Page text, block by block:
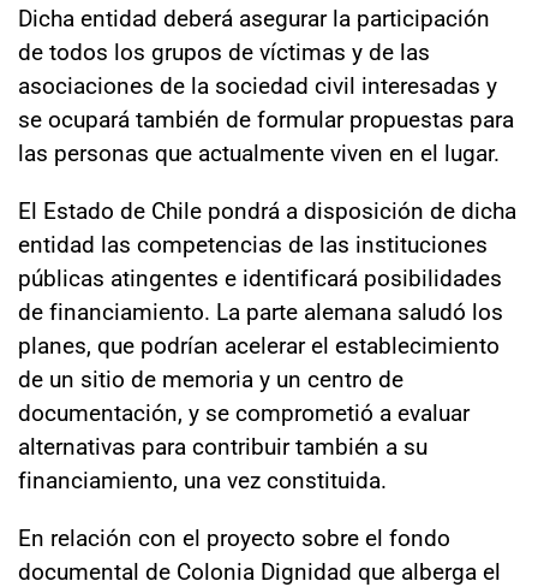
Dicha entidad deberá asegurar la participación
de todos los grupos de víctimas y de las
asociaciones de la sociedad civil interesadas y
se ocupará también de formular propuestas para
las personas que actualmente viven en el lugar.
El Estado de Chile pondrá a disposición de dicha
entidad las competencias de las instituciones
públicas atingentes e identificará posibilidades
de financiamiento. La parte alemana saludó los
planes, que podrían acelerar el establecimiento
de un sitio de memoria y un centro de
documentación, y se comprometió a evaluar
alternativas para contribuir también a su
financiamiento, una vez constituida.
En relación con el proyecto sobre el fondo
documental de Colonia Dignidad que alberga el